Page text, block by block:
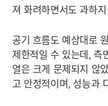
져 화려하면서도 과하
공기 흐름도 예상대로
제한적일 수 있는데, 측
열은 크게 문제되지 않
고 안정적이며, 성능과